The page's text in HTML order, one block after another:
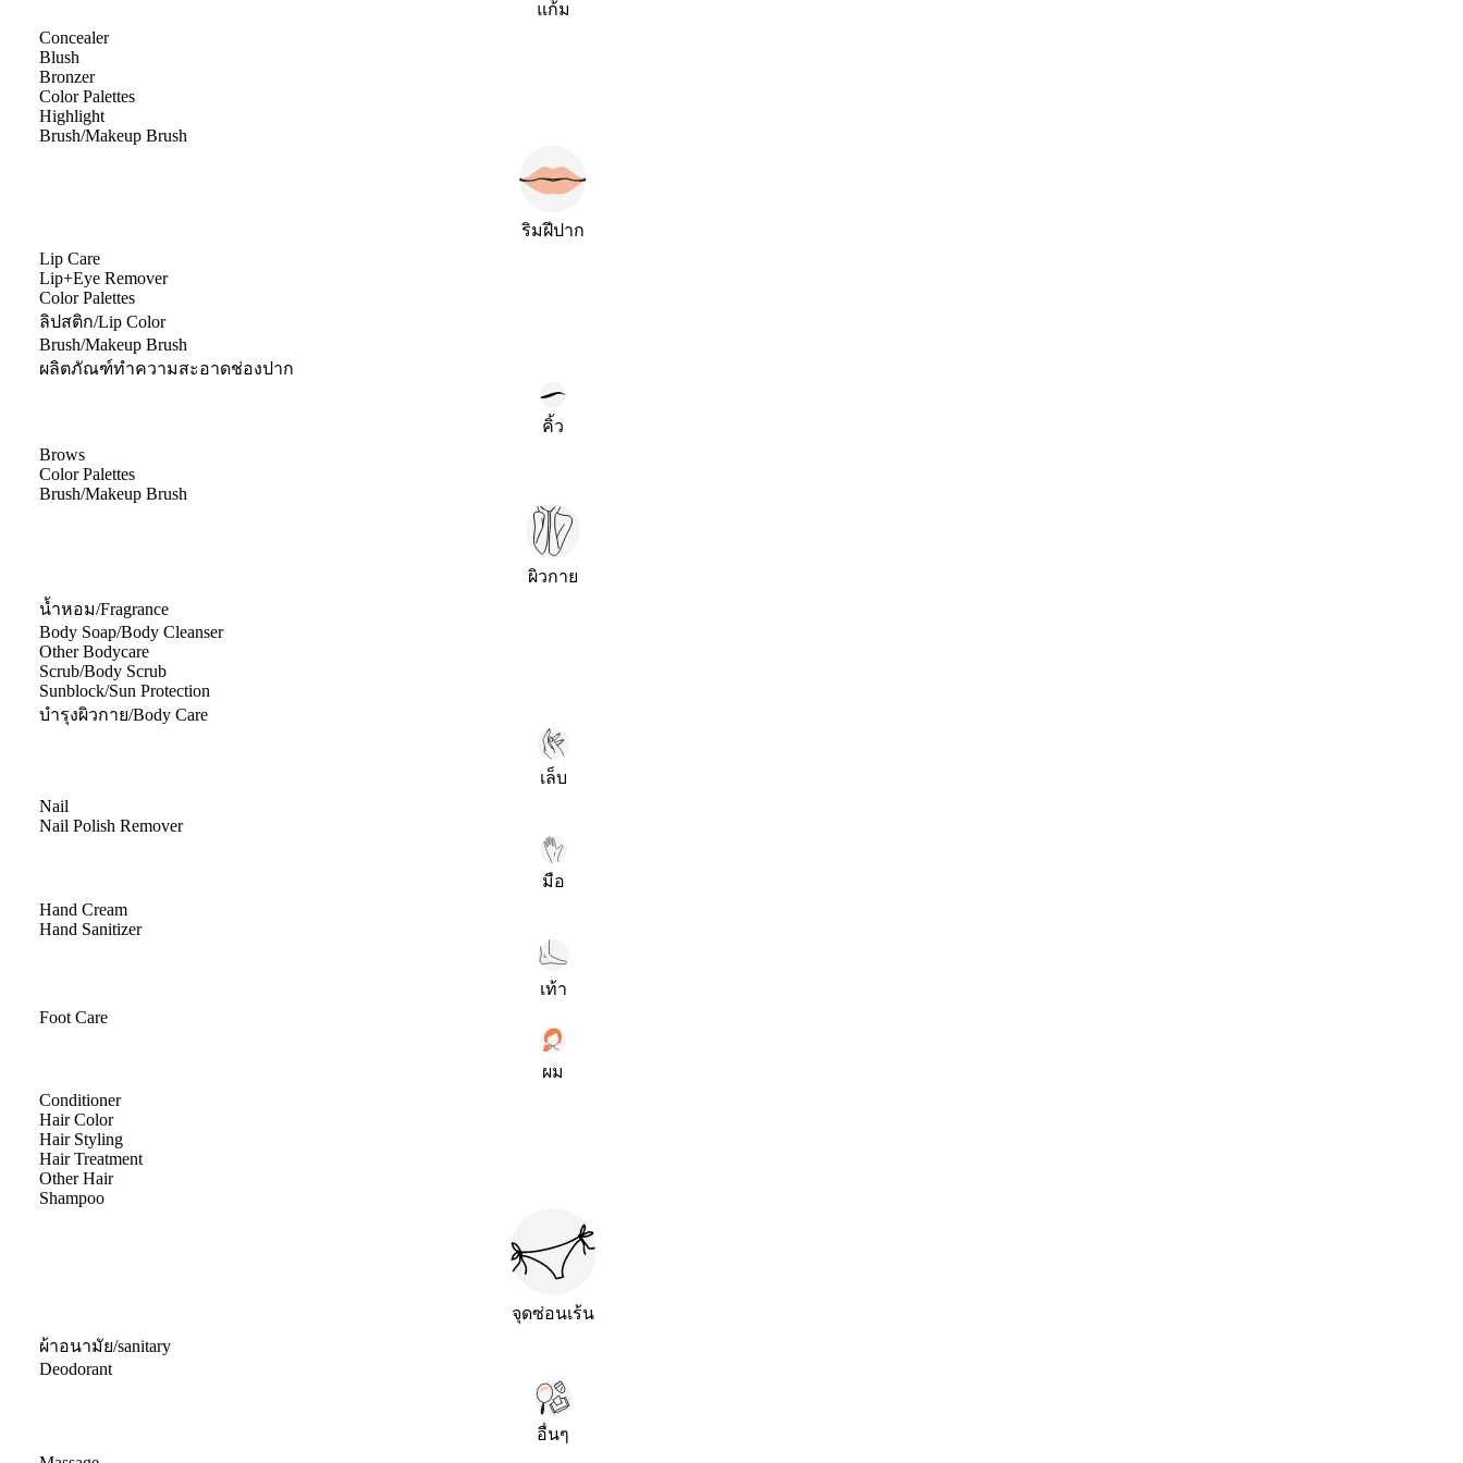
แก้ม
Concealer
Blush
Bronzer
Color Palettes
Highlight
Brush/Makeup Brush
ริมฝีปาก
Lip Care
Lip+Eye Remover
Color Palettes
ลิปสติก/Lip Color
Brush/Makeup Brush
ผลิตภัณฑ์ทำความสะอาดช่องปาก
คิ้ว
Brows
Color Palettes
Brush/Makeup Brush
ผิวกาย
น้ำหอม/Fragrance
Body Soap/Body Cleanser
Other Bodycare
Scrub/Body Scrub
Sunblock/Sun Protection
บำรุงผิวกาย/Body Care
เล็บ
Nail
Nail Polish Remover
มือ
Hand Cream
Hand Sanitizer
เท้า
Foot Care
ผม
Conditioner
Hair Color
Hair Styling
Hair Treatment
Other Hair
Shampoo
จุดซ่อนเร้น
ผ้าอนามัย/sanitary
Deodorant
อื่นๆ